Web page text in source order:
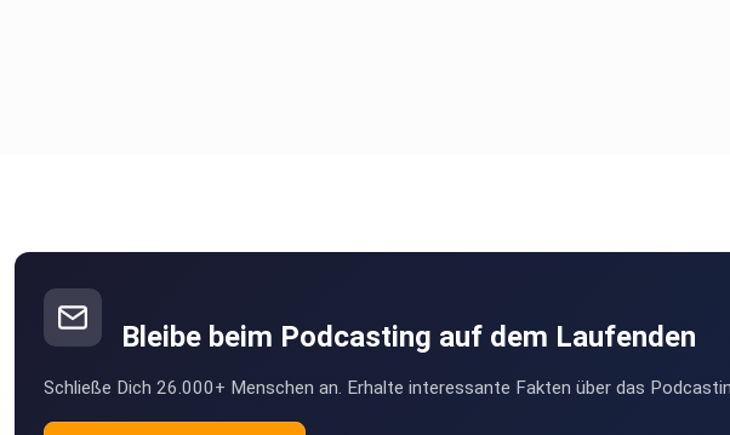
Bleibe beim Podcasting auf dem Laufenden
Schließe Dich 26.000+ Menschen an. Erhalte interessante Fakten über das